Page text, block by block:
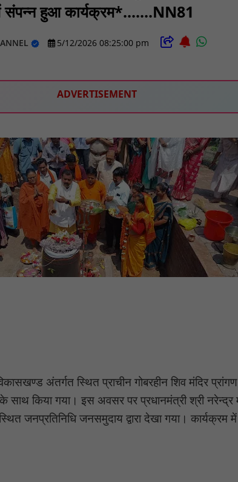
हुआ कार्यक्रम*.......NN81
5/12/2026 08:25:00 pm
ADVERTISEMENT
अंतर्गत स्थित प्राचीन गोबरहीन शिव मंदिर
साथ किया गया। इस अवसर पर प्रधानमंत्री श्री नरेन्द्र
जनप्रतिनिधि जनसमुदाय द्वारा देखा गया।